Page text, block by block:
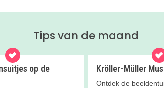
Tips van de maand
op de
Kröller-Müller
Ontdek de